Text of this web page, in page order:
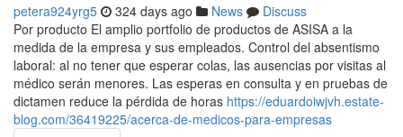
petera924yrg5 324 days ago News
Discuss
Por producto El amplio portfolio de productos de ASISA a la
medida de la empresa y sus empleados. Control del absentismo
laboral: al no tener que esperar colas, las ausencias por visitas al
médico serán menores. Las esperas en consulta y en pruebas de
dictamen reduce la pérdida de horas https://eduardoiwjvh.estate-
blog.com/36419225/acerca-de-medicos-para-empresas